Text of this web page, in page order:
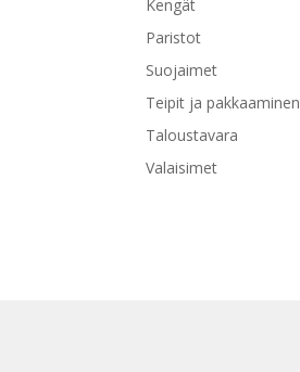
Kengät
Paristot
Suojaimet
Teipit ja pakkaaminen
Taloustavara
Valaisimet